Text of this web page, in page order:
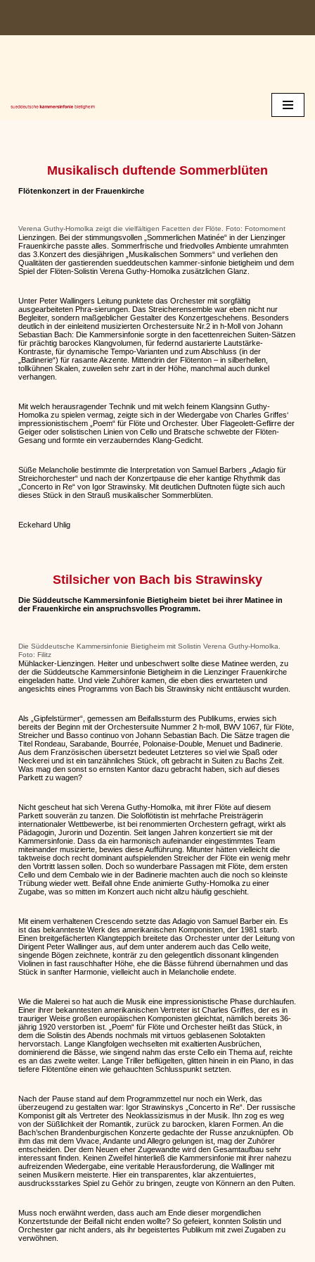
Zum
Musikalisch duftende Sommerblüten
Flötenkonzert in der Frauenkirche
Verena Guthy-Homolka zeigt die vielfältigen Facetten der Flöte. Foto: Fotomoment
Lienzingen. Bei der stimmungsvollen „Sommerlichen Matinée“ in der Lienzinger
Frauenkirche passte alles. Sommerfrische und friedvolles Ambiente umrahmten
das 3.Konzert des diesjährigen „Musikalischen Sommers“ und verliehen den
Qualitäten der gastierenden sueddeutschen kammer-sinfonie bietigheim und dem
Spiel der Flöten-Solistin Verena Guthy-Homolka zusätzlichen Glanz.
Unter Peter Wallingers Leitung punktete das Orchester mit sorgfältig
ausgearbeiteten Phra-sierungen. Das Streicherensemble war eben nicht nur
Begleiter, sondern maßgeblicher Gestalter des Konzertgeschehens. Besonders
deutlich in der einleitend musizierten Orchestersuite Nr.2 in h-Moll von Johann
Sebastian Bach: Die Kammersinfonie sorgte in den facettenreichen Suiten-Sätzen
für prächtig barockes Klangvolumen, für federnd austarierte Lautstärke-
Kontraste, für dynamische Tempo-Varianten und zum Abschluss (in der
„Badinerie“) für rasante Akzente. Mittendrin der Flötenton – in silberhellen,
tollkühnen Skalen, zuweilen sehr zart in der Höhe, manchmal auch dunkel
verhangen.
Mit welch herausragender Technik und mit welch feinem Klangsinn Guthy-
Homolka zu spielen vermag, zeigte sich in der Wiedergabe von Charles Griffes‘
impressionistischem „Poem“ für Flöte und Orchester. Über Flageolett-Geflirre der
Geiger oder solistischen Linien von Cello und Bratsche schwebte der Flöten-
Gesang und formte ein verzauberndes Klang-Gedicht.
Süße Melancholie bestimmte die Interpretation von Samuel Barbers „Adagio für
Streichorchester“ und nach der Konzertpause die eher kantige Rhythmik das
„Concerto in Re“ von Igor Strawinsky. Mit deutlichen Duftnoten fügte sich auch
dieses Stück in den Strauß musikalischer Sommerblüten.
Eckehard Uhlig
Stilsicher von Bach bis Strawinsky
Die Süddeutsche Kammersinfonie Bietigheim bietet bei ihrer Matinee in
der Frauenkirche ein anspruchsvolles Programm.
Die Süddeutsche Kammersinfonie Bietigheim mit Solistin Verena Guthy-Homolka.
Foto: Filitz
Mühlacker-Lienzingen. Heiter und unbeschwert sollte diese Matinee werden, zu
der die Süddeutsche Kammersinfonie Bietigheim in die Lienzinger Frauenkirche
eingeladen hatte. Und viele Zuhörer kamen, die eben dies erwarteten und
angesichts eines Programms von Bach bis Strawinsky nicht enttäuscht wurden.
Als „Gipfelstürmer“, gemessen am Beifallssturm des Publikums, erwies sich
bereits der Beginn mit der Orchestersuite Nummer 2 h-moll, BWV 1067, für Flöte,
Streicher und Basso continuo von Johann Sebastian Bach. Die Sätze tragen die
Titel Rondeau, Sarabande, Bourrée, Polonaise-Double, Menuet und Badinerie.
Aus dem Französischen übersetzt bedeutet Letzteres so viel wie Spaß oder
Neckerei und ist ein tanzähnliches Stück, oft gebracht in Suiten zu Bachs Zeit.
Was mag den sonst so ernsten Kantor dazu gebracht haben, sich auf dieses
Parkett zu wagen?
Nicht gescheut hat sich Verena Guthy-Homolka, mit ihrer Flöte auf diesem
Parkett souverän zu tanzen. Die Soloflötistin ist mehrfache Preisträgerin
internationaler Wettbewerbe, ist bei renommierten Orchestern gefragt, wirkt als
Pädagogin, Jurorin und Dozentin. Seit langen Jahren konzertiert sie mit der
Kammersinfonie. Dass da ein harmonisch aufeinander eingestimmtes Team
miteinander musizierte, bewies diese Aufführung. Mitunter hätten vielleicht die
taktweise doch recht dominant aufspielenden Streicher der Flöte ein wenig mehr
den Vortritt lassen sollen. Doch so wunderbare Passagen mit Flöte, dem ersten
Cello und dem Cembalo wie in der Badinerie machten auch die noch so kleinste
Trübung wieder wett. Beifall ohne Ende animierte Guthy-Homolka zu einer
Zugabe, was so mitten im Konzert auch nicht allzu häufig geschieht.
Mit einem verhaltenen Crescendo setzte das Adagio von Samuel Barber ein. Es
ist das bekannteste Werk des amerikanischen Komponisten, der 1981 starb.
Einen breitgefächerten Klangteppich breitete das Orchester unter der Leitung von
Dirigent Peter Wallinger aus, auf dem unter anderem auch das Cello weite,
singende Bögen zeichnete, konträr zu den gelegentlich dissonant klingenden
Violinen in fast rauschhafter Höhe, ehe die Bässe führend übernahmen und das
Stück in sanfter Harmonie, vielleicht auch in Melancholie endete.
Wie die Malerei so hat auch die Musik eine impressionistische Phase durchlaufen.
Einer ihrer bekanntesten amerikanischen Vertreter ist Charles Griffes, der es in
trauriger Weise großen europäischen Komponisten gleichtat, nämlich bereits 36-
jährig 1920 verstorben ist. „Poem“ für Flöte und Orchester heißt das Stück, in
dem die Solistin des Abends nochmals mit virtuos geblasenen Solotakten
hervorstach. Lange Klangfolgen wechselten mit exaltierten Ausbrüchen,
dominierend die Bässe, wie singend nahm das erste Cello ein Thema auf, reichte
es an das zweite weiter. Lange Triller beflügelten, glitten hinein in ein Piano, in das
tiefere Flötentöne einen wie gehauchten Schlusspunkt setzten.
Nach der Pause stand auf dem Programmzettel nur noch ein Werk, das
überzeugend zu gestalten war: Igor Strawinskys „Concerto in Re“. Der russische
Komponist gilt als Vertreter des Neoklassizismus in der Musik. Ihn zog es weg
von der Süßlichkeit der Romantik, zurück zu barocken, klaren Formen. An die
Bach’schen Brandenburgischen Konzerte gedachte der Russe anzuknüpfen. Ob
ihm das mit dem Vivace, Andante und Allegro gelungen ist, mag der Zuhörer
entscheiden. Der dem Neuen eher Zugewandte wird den Gesamtaufbau sehr
interessant finden. Keinen Zweifel hinterließ die Kammersinfonie mit ihrer nahezu
aufreizenden Wiedergabe, eine veritable Herausforderung, die Wallinger mit
seinen Musikern meisterte. Hier ein transparentes, klar akzentuiertes,
ausdrucksstarkes Spiel zu Gehör zu bringen, zeugte von Könnern an den Pulten.
Muss noch erwähnt werden, dass auch am Ende dieser morgendlichen
Konzertstunde der Beifall nicht enden wollte? So gefeiert, konnten Solistin und
Orchester gar nicht anders, als ihr begeistertes Publikum mit zwei Zugaben zu
verwöhnen.